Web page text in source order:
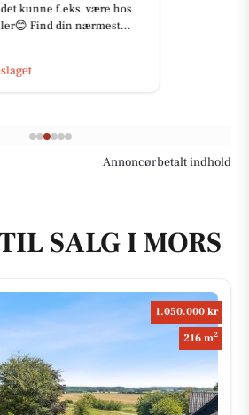
det kunne f.eks. være hos
Find din nærmest...
Annoncørbetalt indhold
SALG I MORS
1.050.000 kr
216 m2